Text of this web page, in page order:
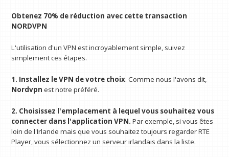
Obtenez 70% de réduction avec cette transaction
NORDVPN
L'utilisation d'un VPN est incroyablement simple, suivez
simplement ces étapes.
1. Installez le VPN de votre choix. Comme nous l'avons dit,
Nordvpn est notre préféré.
2. Choisissez l'emplacement à lequel vous souhaitez vous
connecter dans l'application VPN.Par exemple, si vous êtes
loin de l'Irlande mais que vous souhaitez toujours regarder RTE
Player, vous sélectionnez un serveur irlandais dans la liste.